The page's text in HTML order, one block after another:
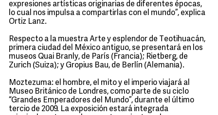
expresiones artísticas originarias de diferentes épocas,
lo cual nos impulsa a compartirlas con el mundo”, explica
Ortiz Lanz.
Respecto a la muestra Arte y esplendor de Teotihuacán,
primera ciudad del México antiguo, se presentará en los
museos Quai Branly, de París (Francia); Rietberg, de
Zurich (Suiza); y Gropius Bau, de Berlín (Alemania).
Moztezuma: el hombre, el mito y el imperio viajará al
Museo Británico de Londres, como parte de su ciclo
“Grandes Emperadores del Mundo”, durante el último
tercio de 2009. La exposición estará integrada